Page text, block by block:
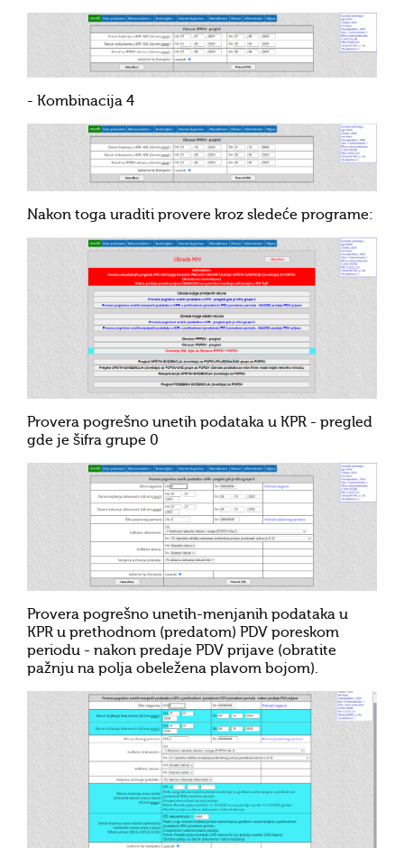
- Kombinacija 4
Nakon toga uraditi provere kroz sledeće programe:
Provera pogrešno unetih podataka u KPR - pregled
gde je šifra grupe 0
Provera pogrešno unetih-menjanih podataka u
KPR u prethodnom (predatom) PDV poreskom
periodu - nakon predaje PDV prijave (obratite
pažnju na polja obeležena plavom bojom).